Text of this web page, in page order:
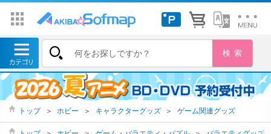
トップ ＞ ホビー ＞ キャラクターグッズ ＞ ゲーム関連グッズ